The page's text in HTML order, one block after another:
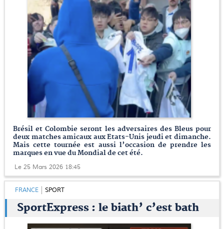
Brésil et Colombie seront les adversaires des Bleus pour
deux matches amicaux aux Etats-Unis jeudi et dimanche.
Mais cette tournée est aussi l’occasion de prendre les
marques en vue du Mondial de cet été.
Le 25 Mars 2026 18:45
FRANCE SPORT
SportExpress : le biath’ c’est bath